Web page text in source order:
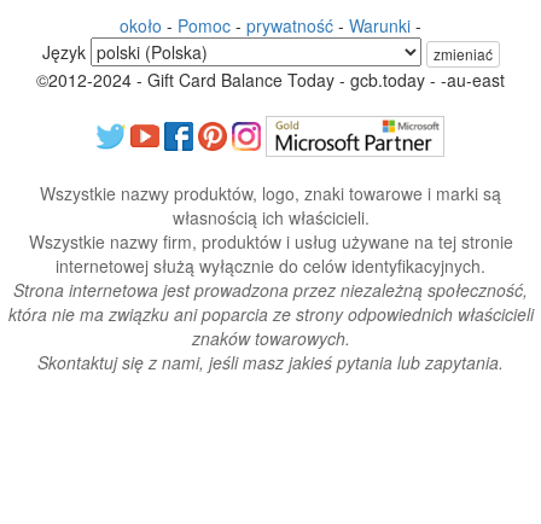
około - Pomoc - prywatność - Warunki -
Język
zmieniać
©2012-2024 - Gift Card Balance Today - gcb.today - -au-east
Wszystkie nazwy produktów, logo, znaki towarowe i marki są
własnością ich właścicieli.
Wszystkie nazwy firm, produktów i usług używane na tej stronie
internetowej służą wyłącznie do celów identyfikacyjnych.
Strona internetowa jest prowadzona przez niezależną społeczność,
która nie ma związku ani poparcia ze strony odpowiednich właścicieli
znaków towarowych.
Skontaktuj się z nami, jeśli masz jakieś pytania lub zapytania.